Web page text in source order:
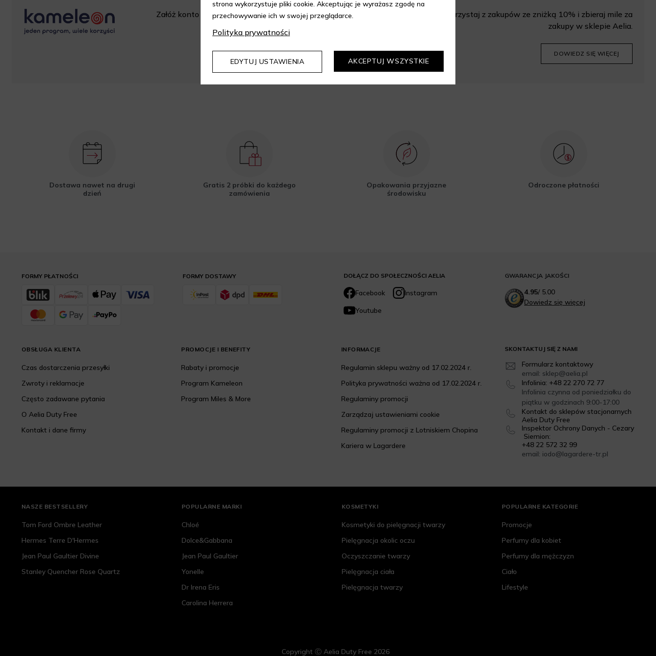
Załóż konto w sklepie Aelia i korzystaj z
DOWIEDZ SIĘ WIĘCEJ
Korzystaj z zakupów ze zniżką 10% i zbieraj mile za
zakupy w sklepie Aelia.
DOWIEDZ SIĘ WIĘCEJ
Dostawa nawet na drugi
dzień
Gratis 2 próbki do każdego
zamówienia
Opakowania przyjazne
środowisku
Odroczone płatności
DOŁĄCZ DO SPOŁECZNOŚCI AELIA
Facebook
Instagram
Youtube
SKONTAKTUJ SIĘ Z NAMI
Formularz kontaktowy
email: sklep@aelia.pl
Infolinia: +48 22 270 72 77
Infolinia czynna od poniedziałku do
piątku w godzinach 9:00-17:00
Kontakt do sklepów stacjonarnych
Aelia Duty Free
Inspektor Ochrony Danych - Cezary
Siemion:
+48 22 572 32 99
email: iodo@lagardere-tr.pl
FORMY DOSTAWY
FORMY PŁATNOŚCI
OBSŁUGA KLIENTA
Czas dostarczenia przesyłki
Zwroty i reklamacje
Często zadawane pytania
O Aelia Duty Free
Kontakt i dane firmy
PROMOCJE I BENEFITY
Rabaty i promocje
Program Kameleon
Program Miles & More
INFORMACJE
Regulamin sklepu ważny od 17.02.2024 r.
Polityka prywatności ważna od 17.02.2024 r.
Regulaminy promocji
Zarządzaj ustawieniami cookie
Regulaminy promocji z Lotniskiem Chopina
Kariera w Lagardere
GWARANCJA JAKOŚCI
4.95/5.00
Dowiedz się więcej
NASZE BESTSELLERY
Tom Ford Ombre Leather
Hermes Terre D'Hermes
Jean Paul Gaultier Divine
Stanley Quencher Rose Quartz
POPULARNE MARKI
Chloé
Dolce&Gabbana
Jean Paul Gaultier
Yonelle
Dr Irena Eris
Carolina Herrera
KOSMETYKI
Kosmetyki do pielęgnacji twarzy
Pielęgnacja okolic oczu
Oczyszczanie twarzy
Pielęgnacja ciała
Pielęgnacja twarzy
POPULARNE KATEGORIE
Promocje
Perfumy dla kobiet
Perfumy dla mężczyzn
Ciało
Lifestyle
Copyright Ⓒ Aelia Duty Free 2026
strona wykorzystuje pliki cookie. Akceptując je wyrażasz zgodę na
przechowywanie ich w swojej przeglądarce.
Polityka prywatności
EDYTUJ USTAWIENIA AKCEPTUJ WSZYSTKIE